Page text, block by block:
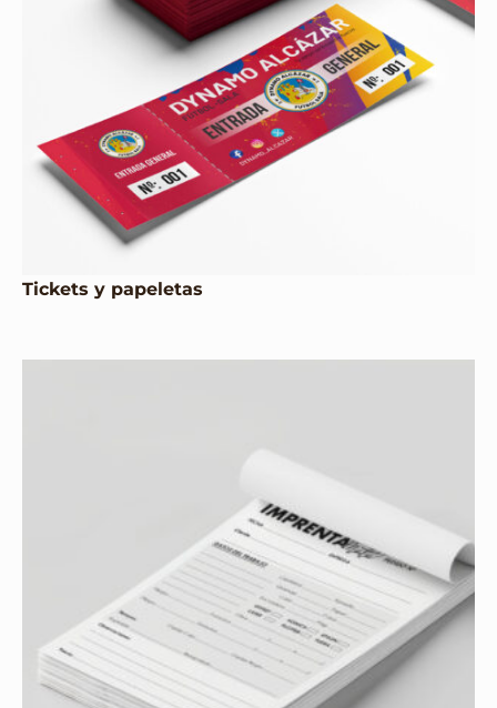
Tickets y papeletas